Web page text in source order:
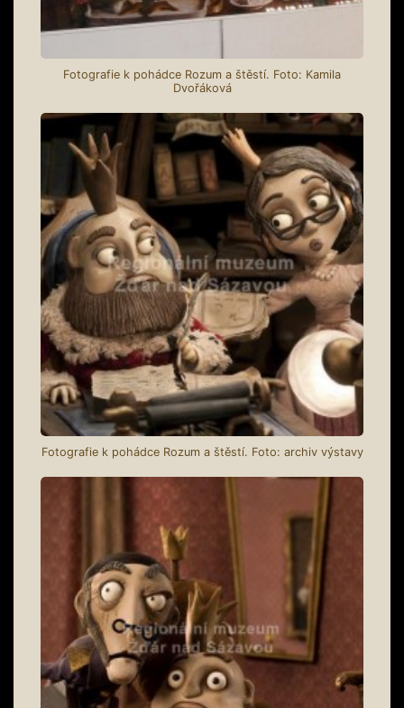
Fotografie k pohádce Rozum a štěstí. Foto: Kamila
Dvořáková
Fotografie k pohádce Rozum a štěstí. Foto: archiv výstavy